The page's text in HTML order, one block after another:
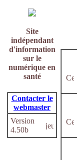
Site
indépendant
d'information
sur le
numérique en
santé
Contacter le
webmaster
Version
4.50b